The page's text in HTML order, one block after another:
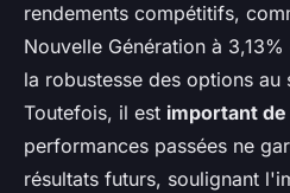
rendements compétitifs,
Nouvelle Génération à
la robustesse des options
Toutefois, il est important
performances passées ne
résultats futurs, soulignant